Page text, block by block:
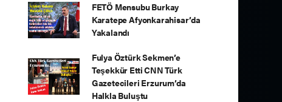
FETÖ Mensubu Burkay
Karatepe Afyonkarahisar’da
Yakalandı
Fulya Öztürk Sekmen’e
Teşekkür Etti CNN Türk
Gazetecileri Erzurum’da
Halkla Buluştu